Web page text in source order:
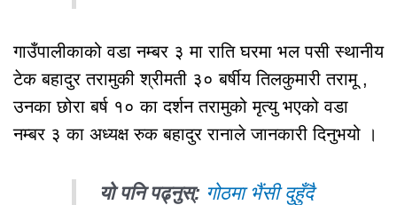
गाउँपालीकाको वडा नम्बर ३ मा राति घरमा भल पसी स्थानीय
टेक बहादुर तरामुकी श्रीमती ३० बर्षीय तिलकुमारी तरामू ,
उनका छोरा बर्ष १० का दर्शन तरामुको मृत्यु भएको वडा
नम्बर ३ का अध्यक्ष रुक बहादुर रानाले जानकारी दिनुभयो ।
यो पनि पढ्नुस्: गोठमा भैंसी दुहुँदै